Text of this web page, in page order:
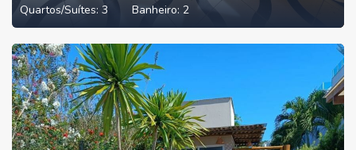
Quartos/Suítes: 3 Banheiro: 2